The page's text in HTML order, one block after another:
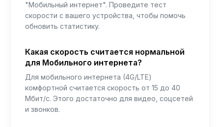
"Мобильный интернет". Проведите тест
скорости с вашего устройства, чтобы помочь
обновить статистику.
Какая скорость считается нормальной
для Мобильного интернета?
Для мобильного интернета (4G/LTE)
комфортной считается скорость от 15 до 40
Мбит/с. Этого достаточно для видео, соцсетей
и звонков.